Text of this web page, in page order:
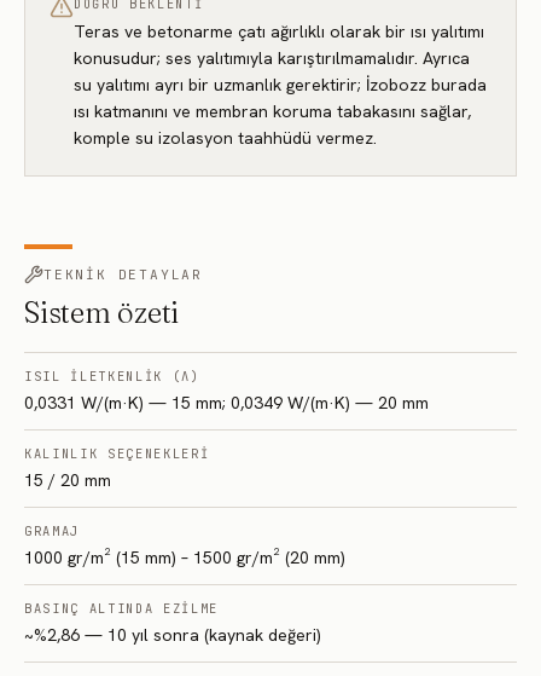
DOĞRU BEKLENTI
Teras ve betonarme çatı ağırlıklı olarak bir ısı yalıtımı
konusudur; ses yalıtımıyla karıştırılmamalıdır. Ayrıca
su yalıtımı ayrı bir uzmanlık gerektirir; İzobozz burada
ısı katmanını ve membran koruma tabakasını sağlar,
komple su izolasyon taahhüdü vermez.
TEKNIK DETAYLAR
Sistem özeti
ISIL ILETKENLIK (Λ)
0,0331 W/(m·K) — 15 mm; 0,0349 W/(m·K) — 20 mm
KALINLIK SEÇENEKLERI
15 / 20 mm
GRAMAJ
1000 gr/m² (15 mm) – 1500 gr/m² (20 mm)
BASINÇ ALTINDA EZILME
~%2,86 — 10 yıl sonra (kaynak değeri)